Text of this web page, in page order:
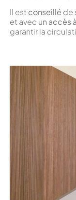
Il est conseillé de
et avec un accès
garantir la